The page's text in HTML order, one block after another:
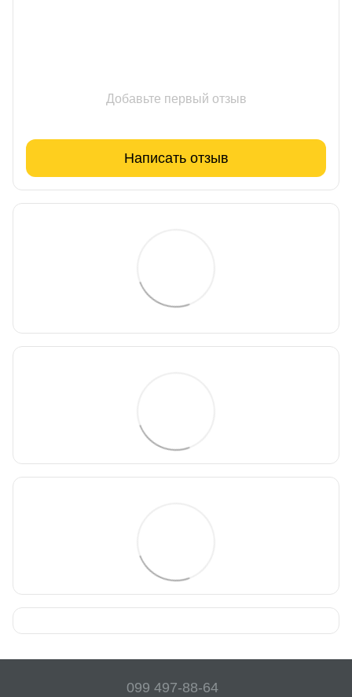
Добавьте первый отзыв
Написать отзыв
099 497-88-64